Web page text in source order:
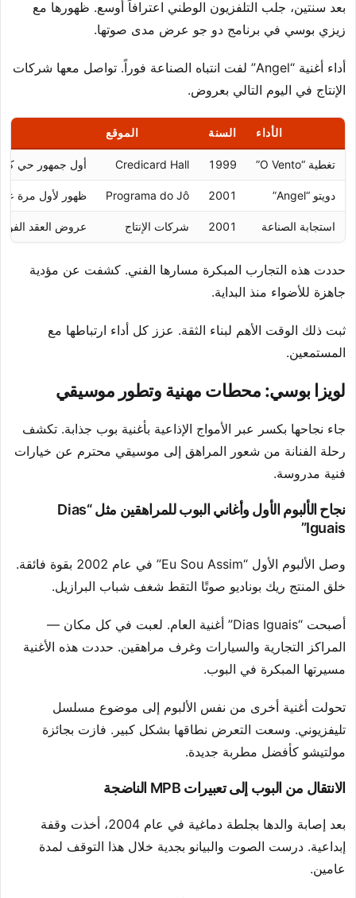
بعد سنتين، جلب التلفزيون الوطني اعترافاً أوسع. ظهورها مع
زيزي بوسي في برنامج دو جو عرض مدى صوتها.
أداء أغنية “Angel” لفت انتباه الصناعة فوراً. تواصل معها شركات
الإنتاج في اليوم التالي بعروض.
الأداء السنة الموقع
تغطية “O Vento” 1999
Credicard Hall أول جمهور حي
دويتو “Angel” 2001
Programa do Jô ظهور لأول مرة
استجابة الصناعة 2001 شركات الإنتاج عروض العقد
حددت هذه التجارب المبكرة مسارها الفني. كشفت عن مؤدية
جاهزة للأضواء منذ البداية.
ثبت ذلك الوقت الأهم لبناء الثقة. عزز كل أداء ارتباطها مع
المستمعين.
لويزا بوسي: محطات مهنية وتطور موسيقي
جاء نجاحها بكسر عبر الأمواج الإذاعية بأغنية بوب جذابة. تكشف
رحلة الفنانة من شعور المراهق إلى موسيقي محترم عن خيارات
فنية مدروسة.
نجاح الألبوم الأول وأغاني البوب للمراهقين مثل “Dias
Iguais”
وصل الألبوم الأول “Eu Sou Assim” في عام 2002 بقوة فائقة.
خلق المنتج ريك بوناديو صوتًا التقط شغف شباب البرازيل.
أصبحت “Dias Iguais” أغنية العام. لعبت في كل مكان —
المراكز التجارية والسيارات وغرف مراهقين. حددت هذه الأغنية
مسيرتها المبكرة في البوب.
تحولت أغنية أخرى من نفس الألبوم إلى موضوع مسلسل
تليفزيوني. وسعت التعرض نطاقها بشكل كبير. فازت بجائزة
مولتيشو كأفضل مطربة جديدة.
الانتقال من البوب إلى تعبيرات MPB الناضجة
بعد إصابة والدها بجلطة دماغية في عام 2004، أخذت وقفة
إبداعية. درست الصوت والبيانو بجدية خلال هذا التوقف لمدة
عامين.